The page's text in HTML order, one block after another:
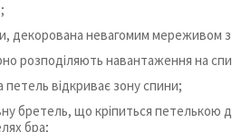
декорована невагомим мереживом
розподіляють навантаження на
петель відкриває зону спини;
бретель, що кріпиться петелькою
бра;